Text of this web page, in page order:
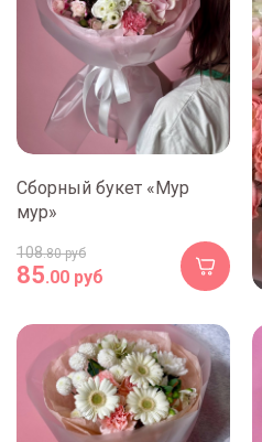
Сборный букет «Мур
мур»
108.80 руб
85.00 руб